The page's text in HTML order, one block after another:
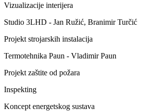
Vizualizacije interijera
Studio 3LHD - Jan Ružić, Branimir Turčić
Projekt strojarskih instalacija
Termotehnika Paun - Vladimir Paun
Projekt zaštite od požara
Inspekting
Koncept energetskog sustava